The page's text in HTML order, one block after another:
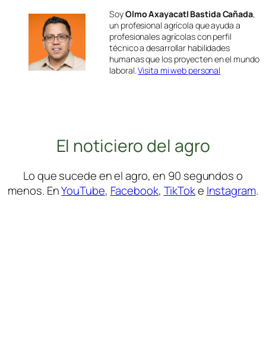
SoyOlmo Axayacatl Bastida Cañada,
un profesional agrícola que ayuda a
profesionales agrícolas con perfil
técnico a desarrollar habilidades
humanas que los proyecten en el mundo
laboral.Visita mi web personal
El noticiero del agro
Lo que sucede en el agro, en 90 segundos o
menos. EnYouTube, Facebook, TikToke Instagram.